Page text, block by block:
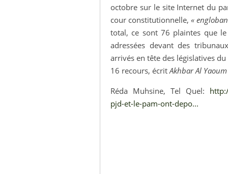
octobre sur le site Internet du
cour constitutionnelle,«
total, ce sont 76 plaintes que
adressées devant des
arrivés en tête des législatives du
16 recours, écrit Akhbar Al Yaoum
Réda Muhsine, Tel Quel:
pjd-et-le-pam-ont-depo...